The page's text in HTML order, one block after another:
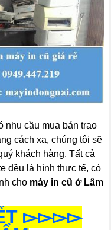
nhu cầu mua bán trao
cách xa, chúng tôi sẽ
khách hàng. Tất cả
đều là hình thực tế, có
cho máy in cũ ở Lâm
▻▻▻▻